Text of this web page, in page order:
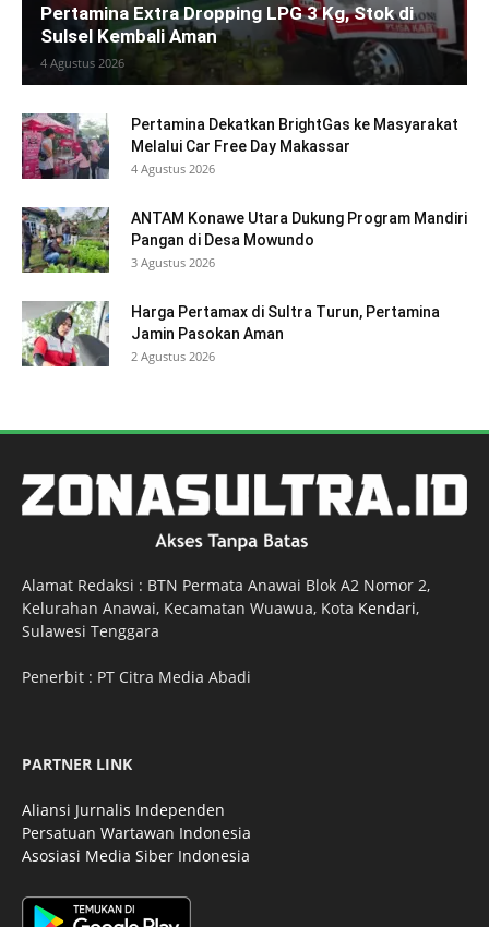
Pertamina Extra Dropping LPG 3 Kg, Stok di
Sulsel Kembali Aman
4 Agustus 2026
Pertamina Dekatkan BrightGas ke Masyarakat
Melalui Car Free Day Makassar
4 Agustus 2026
ANTAM Konawe Utara Dukung Program Mandiri
Pangan di Desa Mowundo
3 Agustus 2026
Harga Pertamax di Sultra Turun, Pertamina
Jamin Pasokan Aman
2 Agustus 2026
Alamat Redaksi : BTN Permata Anawai Blok A2 Nomor 2,
Kelurahan Anawai, Kecamatan Wuawua, Kota Kendari,
Sulawesi Tenggara
Penerbit : PT Citra Media Abadi
PARTNER LINK
Aliansi Jurnalis Independen
Persatuan Wartawan Indonesia
Asosiasi Media Siber Indonesia